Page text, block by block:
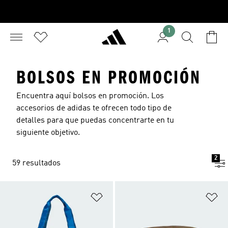
1
BOLSOS EN PROMOCIÓN
Encuentra aquí bolsos en promoción. Los
accesorios de adidas te ofrecen todo tipo de
detalles para que puedas concentrarte en tu
siguiente objetivo.
59 resultados
2